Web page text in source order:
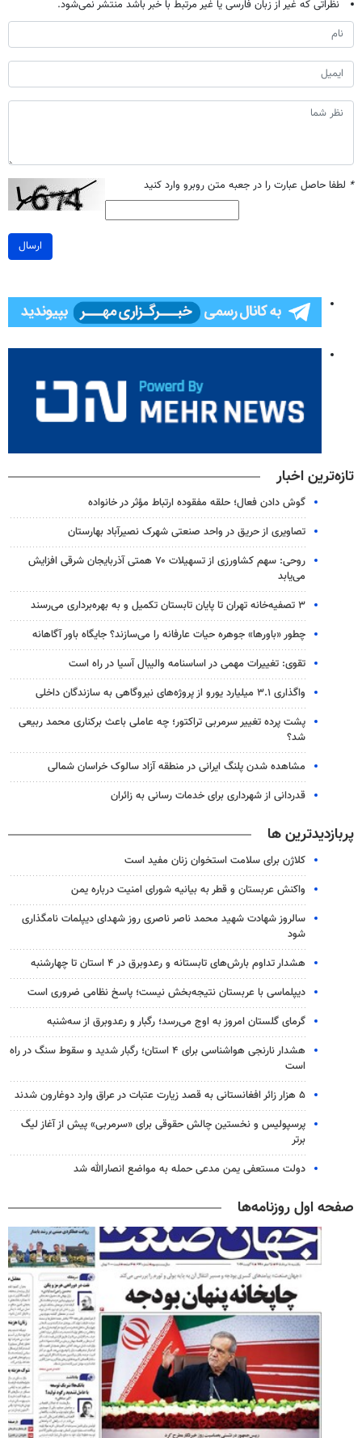
نظراتی که غیر از زبان فارسی یا غیر مرتبط با خبر باشد منتشر نمی‌شود.
* لطفا حاصل عبارت را در جعبه متن روبرو وارد کنید
ارسال
تازه‌ترین اخبار
گوش دادن فعال؛ حلقه مفقوده ارتباط مؤثر در خانواده
تصاویری از حریق در واحد صنعتی شهرک نصیرآباد بهارستان
روحی: سهم کشاورزی از تسهیلات ۷۰ همتی آذربایجان شرقی افزایش
می‌یابد
۳ ﺗﺼﻔﻴﻪ‌ﺧﺎﻧﻪ‌ تهران تا پایان تابستان تکمیل و به بهره‌برداری می‌رسند
چطور «باورها» جوهره حیات عارفانه را می‌سازند؟ جایگاه باور آگاهانه
تقوی: تغییرات مهمی در اساسنامه والیبال آسیا در راه است
واگذاری ۳.۱ میلیارد یورو از پروژه‌های نیروگاهی به سازندگان داخلی
پشت پرده تغییر سرمربی تراکتور؛ چه عاملی باعث برکناری محمد ربیعی
شد؟
مشاهده شدن پلنگ ایرانی در منطقه آزاد سالوک خراسان شمالی
قدردانی از شهرداری برای خدمات رسانی به زائران
پربازدیدترین ها
کلاژن برای سلامت استخوان زنان مفید است
واکنش عربستان و قطر به بیانیه شورای امنیت درباره یمن
سالروز شهادت شهید محمد ناصر ناصری روز شهدای دیپلمات نامگذاری
شود
هشدار تداوم بارش‌های تابستانه و رعدوبرق در ۴ استان تا چهارشنبه
دیپلماسی با عربستان نتیجه‌بخش نیست؛ پاسخ نظامی ضروری است
گرمای گلستان امروز به اوج می‌رسد؛ رگبار و رعدوبرق از سه‌شنبه
هشدار نارنجی هواشناسی برای ۴ استان؛ رگبار شدید و سقوط سنگ در راه
است
۵ هزار زائر افغانستانی به قصد زیارت عتبات در عراق وارد دوغارون شدند
پرسپولیس و نخستین چالش حقوقی برای «سرمربی» پیش از آغاز لیگ
برتر
دولت مستعفی یمن مدعی حمله به مواضع انصارالله شد
صفحه اول روزنامه‌ها